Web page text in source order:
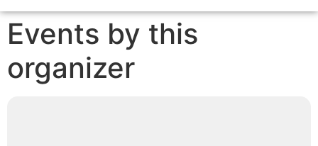
Events by this
organizer